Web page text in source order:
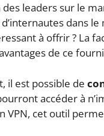
des leaders sur le
dans le
à offrir ? La
de ce
il est possible de
accéder à
VPN, cet outil